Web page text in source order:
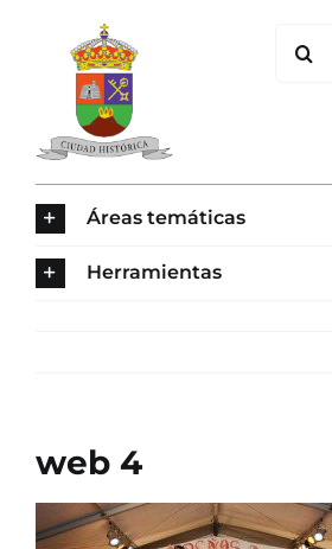
contenido
Buscar:
Áreas temáticas
Herramientas
web 4